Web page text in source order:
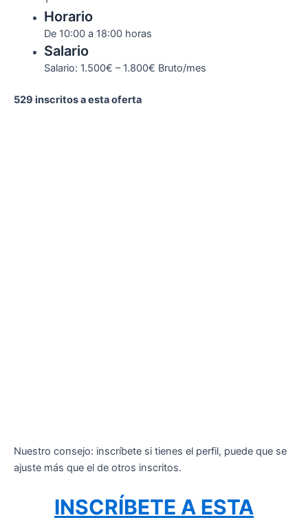
Horario
De 10:00 a 18:00 horas
Salario
Salario: 1.500€ – 1.800€ Bruto/mes
529 inscritos a esta oferta
Nuestro consejo: inscríbete si tienes el perfil, puede que se
ajuste más que el de otros inscritos.
INSCRÍBETE A ESTA